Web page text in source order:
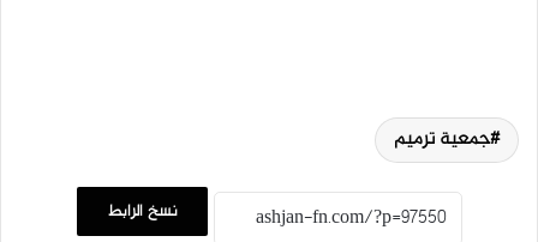
جمعية ترميم
نسخ الرابط